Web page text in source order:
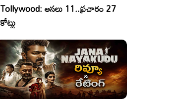
Tollywood: అసలు 11..ప్రచారం 27
కోట్లు